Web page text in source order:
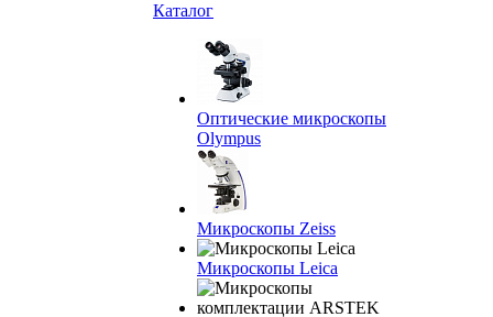
Каталог
Оптические микроскопы
Olympus
Микроскопы Zeiss
Микроскопы Leica